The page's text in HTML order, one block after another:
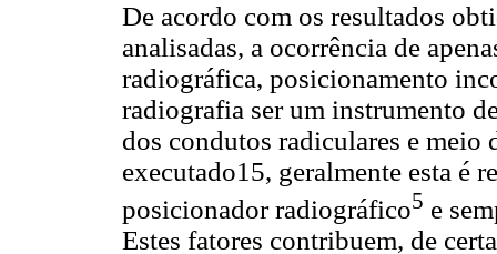
De acordo com os resultados
analisadas, a ocorrência de
radiográfica, posicionamento
radiografia ser um instrumento
dos condutos radiculares e meio
executado15, geralmente esta é
posicionador radiográfico5 e
Estes fatores contribuem, de